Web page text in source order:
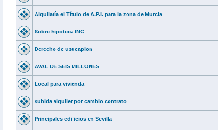
Alquilaría el Título de A.P.I. para la zona de Murcia
Sobre hipoteca ING
Derecho de usucapion
AVAL DE SEIS MILLONES
Local para vivienda
subida alquiler por cambio contrato
Principales edificios en Sevilla